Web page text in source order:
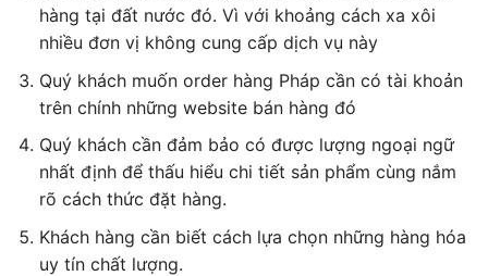
hàng tại đất nước đó. Vì với khoảng cách xa xôi
nhiều đơn vị không cung cấp dịch vụ này
Quý khách muốn order hàng Pháp cần có tài khoản
trên chính những website bán hàng đó
Quý khách cần đảm bảo có được lượng ngoại ngữ
nhất định để thấu hiểu chi tiết sản phẩm cùng nắm
rõ cách thức đặt hàng.
Khách hàng cần biết cách lựa chọn những hàng hóa
uy tín chất lượng.